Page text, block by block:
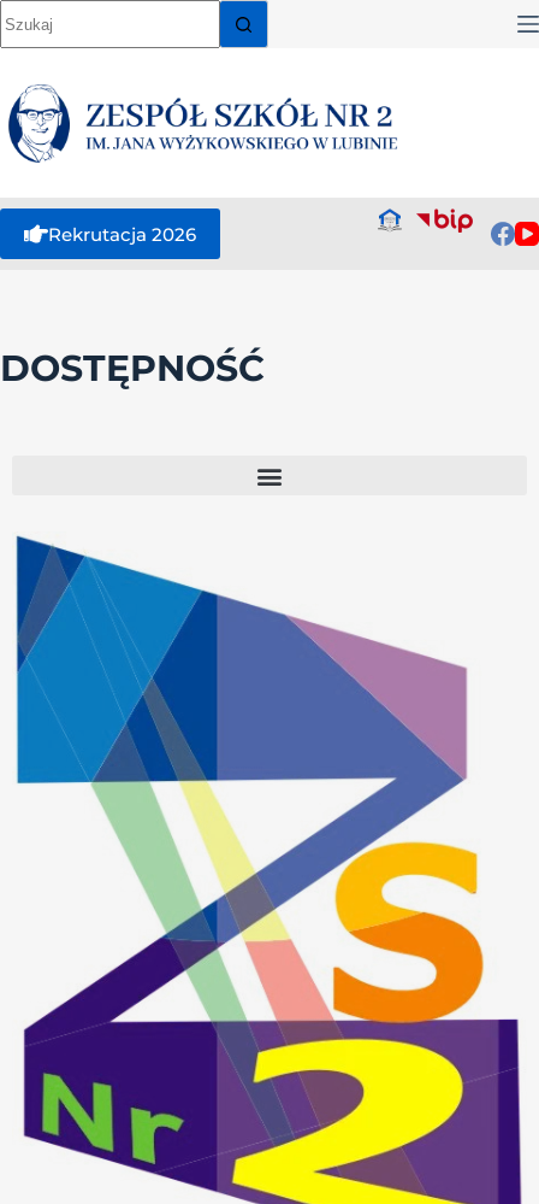
Rekrutacja 2026
DOSTĘPNOŚĆ